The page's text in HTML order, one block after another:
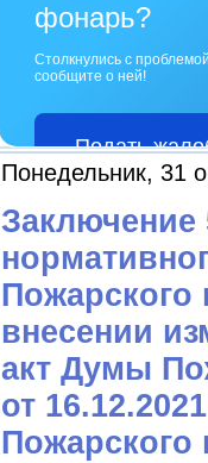
фонарь?
Столкнулись с
сообщите о ней!
Подать
Понедельник, 31
Заключение
Пожарского
внесении
акт Думы
от
Пожарского